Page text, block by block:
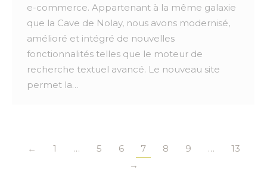
e-commerce. Appartenant à la même galaxie
que la Cave de Nolay, nous avons modernisé,
amélioré et intégré de nouvelles
fonctionnalités telles que le moteur de
recherche textuel avancé. Le nouveau site
permet la…
← 1 … 5 6 7 8 9 …
13
→